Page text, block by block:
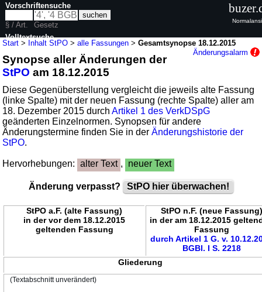
Start > Inhalt StPO >alle Fassungen >Gesamtsynopse 18.12.2015
Änderungsalarm
Synopse aller Änderungen der
StPO am 18.12.2015
Diese Gegenüberstellung vergleicht die jeweils alte Fassung
(linke Spalte) mit der neuen Fassung (rechte Spalte) aller am
18. Dezember 2015 durchArtikel 1 des VerkDSpG
geänderten Einzelnormen. Synopsen für andere
Änderungstermine finden Sie in derÄnderungshistorie der
StPO.
Hervorhebungen: alter Text , neuer Text
Änderung verpasst? StPO hier überwachen!
StPO a.F. (alte Fassung)
in der vor dem 18.12.2015
geltenden Fassung
StPO n.F. (neue Fassung)
in der am 18.12.2015
Fassung
durch Artikel 1 G. v.
BGBl. I S. 2218
Gliederung
(Textabschnitt unverändert)
Vorschriftensuche
§ / Art.
Gesetz
Volltextsuche
nur in StPO